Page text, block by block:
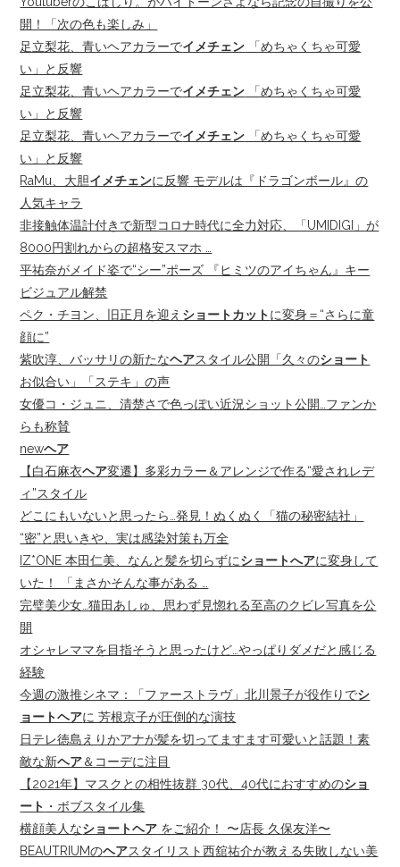
開！「次の色も楽しみ」
足立梨花、青いヘアカラーでイメチェン 「めちゃくちゃ可愛
い」と反響
足立梨花、青いヘアカラーでイメチェン 「めちゃくちゃ可愛
い」と反響
足立梨花、青いヘアカラーでイメチェン 「めちゃくちゃ可愛
い」と反響
RaMu、大胆イメチェンに反響 モデルは『ドラゴンボール』の
人気キャラ
非接触体温計付きで新型コロナ時代に全力対応、「UMIDIGI」が
8000円割れからの超格安スマホ …
平祐奈がメイド姿で“シー”ポーズ 『ヒミツのアイちゃん』キー
ビジュアル解禁
ペク・チヨン、旧正月を迎え ショートカットに変身＝“さらに童
顔に”
紫吹淳、バッサリの新たなヘアスタイル公開「久々のショート
お似合い」「ステキ」の声
女優コ・ジュニ、清楚さで色っぽい近況ショット公開…ファンか
らも称賛
newヘア
【白石麻衣ヘア変遷】多彩カラー＆アレンジで作る“愛されレデ
ィ”スタイル
どこにもいないと思ったら…発見！ぬくぬく「猫の秘密結社」
“密”と思いきや、実は感染対策も万全
IZ*ONE 本田仁美、なんと髪を切らずにショートへアに変身して
いた！ 「まさかそんな事がある …
完璧美少女…猫田あしゅ、思わず見惚れる至高のクビレ写真を公
開
オシャレママを目指そうと思ったけど…やっぱりダメだと感じる
経験
今週の激推シネマ：「ファーストラヴ」北川景子が役作りでシ
ョートヘアに 芳根京子が圧倒的な演技
日テレ徳島えりかアナが髪を切ってますます可愛いと話題！素
敵な新ヘア＆コーデに注目
【2021年】マスクとの相性抜群 30代、40代におすすめのショ
ート ・ボブスタイル集
横顔美人なショートヘア をご紹介！ 〜店長 久保友洋〜
BEAUTRIUMのヘアスタイリスト西舘祐介が教える失敗しない美